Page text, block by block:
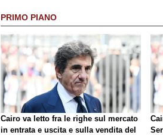
PRIMO PIANO
Cairo va letto fra le righe sul mercato
in entrata e uscita e sulla vendita del